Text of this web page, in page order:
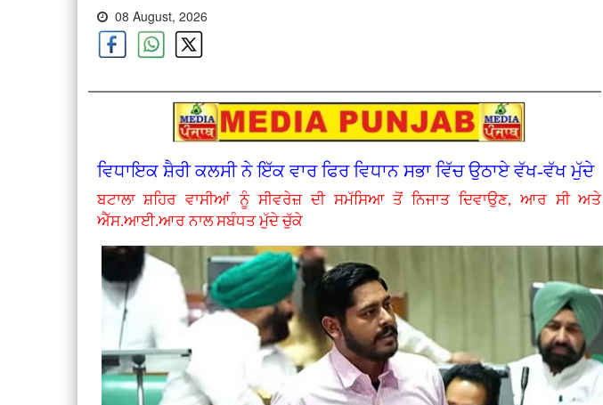
08 August, 2026
ਵਿਧਾਇਕ ਸ਼ੈਰੀ ਕਲਸੀ ਨੇ ਇੱਕ ਵਾਰ ਫਿਰ ਵਿਧਾਨ ਸਭਾ ਵਿੱਚ ਉਠਾਏ ਵੱਖ-ਵੱਖ ਮੁੱਦੇ
ਬਟਾਲਾ ਸ਼ਹਿਰ ਵਾਸੀਆਂ ਨੂੰ ਸੀਵਰੇਜ਼ ਦੀ ਸਮੱਸਿਆ ਤੋਂ ਨਿਜਾਤ ਦਿਵਾਉਣ, ਆਰ ਸੀ ਅਤੇ
ਐੱਸ.ਆਈ.ਆਰ ਨਾਲ ਸਬੰਧਤ ਮੁੱਦੇ ਚੁੱਕੇ